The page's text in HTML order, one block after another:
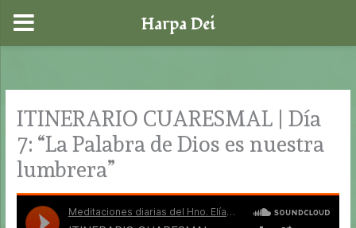
contenido
ITINERARIO CUARESMAL | Día
7: “La Palabra de Dios es nuestra
lumbrera”
Harpa Dei